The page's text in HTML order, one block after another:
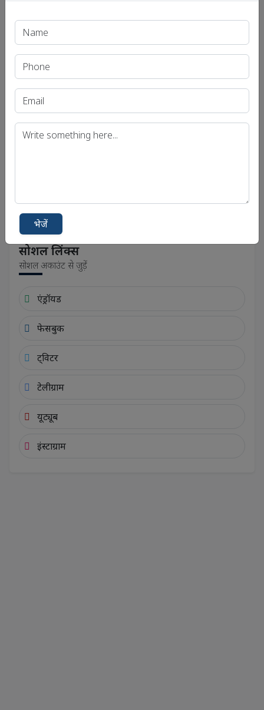
भेजें
सोशल लिंक्स
सोशल अकाउंट से जुड़ें
एंड्रॉयड
फेसबुक
ट्विटर
टेलीग्राम
यूट्यूब
इंस्टाग्राम
भेजें